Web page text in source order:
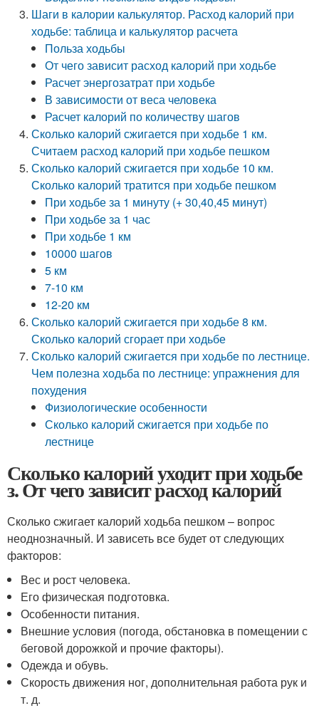
Шаги в калории калькулятор. Расход калорий при
ходьбе: таблица и калькулятор расчета
Польза ходьбы
От чего зависит расход калорий при ходьбе
Расчет энергозатрат при ходьбе
В зависимости от веса человека
Расчет калорий по количеству шагов
Сколько калорий сжигается при ходьбе 1 км.
Считаем расход калорий при ходьбе пешком
Сколько калорий сжигается при ходьбе 10 км.
Сколько калорий тратится при ходьбе пешком
При ходьбе за 1 минуту (+ 30,40,45 минут)
При ходьбе за 1 час
При ходьбе 1 км
10000 шагов
5 км
7-10 км
12-20 км
Сколько калорий сжигается при ходьбе 8 км.
Сколько калорий сгорает при ходьбе
Сколько калорий сжигается при ходьбе по лестнице.
Чем полезна ходьба по лестнице: упражнения для
похудения
Физиологические особенности
Сколько калорий сжигается при ходьбе по
лестнице
Сколько калорий уходит при ходьбе
з. От чего зависит расход калорий
Сколько сжигает калорий ходьба пешком – вопрос
неоднозначный. И зависеть все будет от следующих
факторов:
Вес и рост человека.
Его физическая подготовка.
Особенности питания.
Внешние условия (погода, обстановка в помещении с
беговой дорожкой и прочие факторы).
Одежда и обувь.
Скорость движения ног, дополнительная работа рук и
т. д.